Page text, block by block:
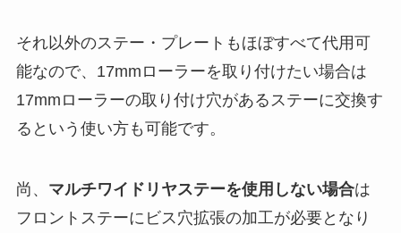
それ以外のステー・プレートもほぼすべて代用可
能なので、17mmローラーを取り付けたい場合は
17mmローラーの取り付け穴があるステーに交換す
るという使い方も可能です。
尚、 マルチワイドリヤステーを使用しない場合は
フロントステーにビス穴拡張の加工が必要となり